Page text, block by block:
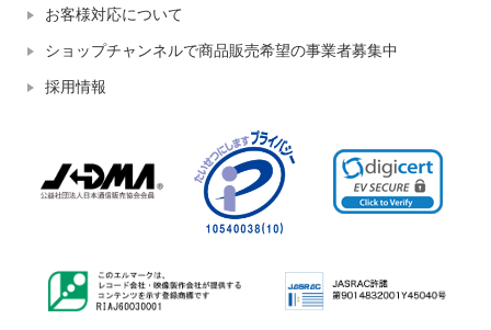
お客様対応について
ショップチャンネルで商品販売希望の事業者募集中
採用情報